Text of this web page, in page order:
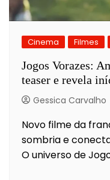
Cinema Filmes
Jogos Vorazes:
teaser e revela
Gessica Carvalho
Novo filme da
sombria e
O universo de